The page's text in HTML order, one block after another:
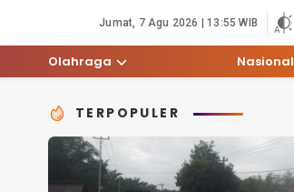
Jumat, 7 Agu 2026 | 13:55 WIB
Olahraga Nasional
TERPOPULER